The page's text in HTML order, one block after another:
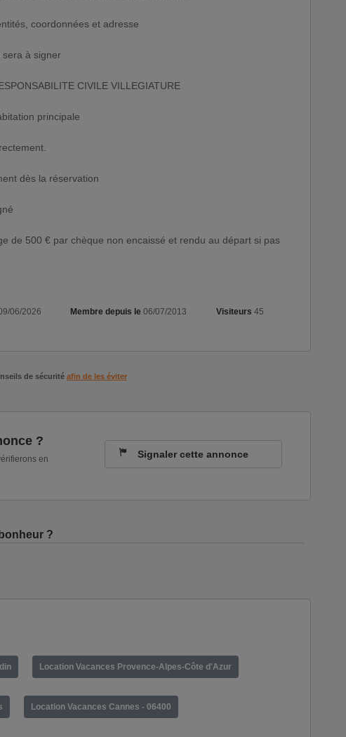
coordonnées et adresse
à signer
CIVILE VILLEGIATURE
principale
dès la réservation
de 500 € par chèque non encaissé et rendu au départ si pas
06/2026 Membre depuis le 06/07/2013 Visiteurs 45
de sécurité afin de les éviter
?
en
Signaler cette annonce
?
Location Vacances Provence-Alpes-Côte d'Azur
Location Vacances Cannes - 06400